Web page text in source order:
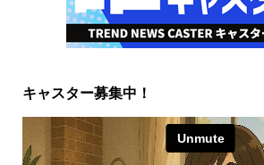
キャスター募集中！